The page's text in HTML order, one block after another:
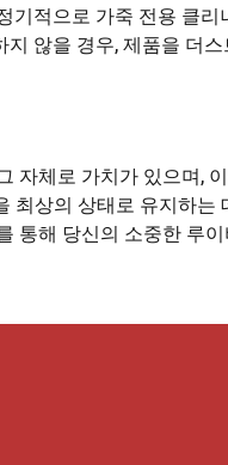
기적으로 가죽 전용 클
지 않을 경우, 제품을 더
자체로 가치가 있으며,
최상의 상태로 유지하는
통해 당신의 소중한 루